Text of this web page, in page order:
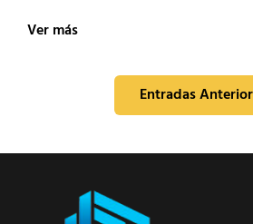
Ver másLa
Navegación
entradas
Entradas